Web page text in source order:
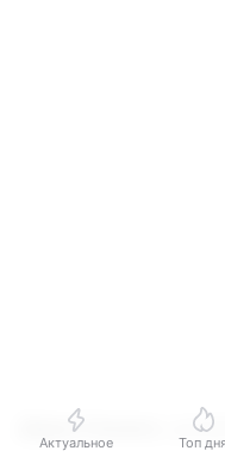
Дарья Снежко
,
Актуальное Топ